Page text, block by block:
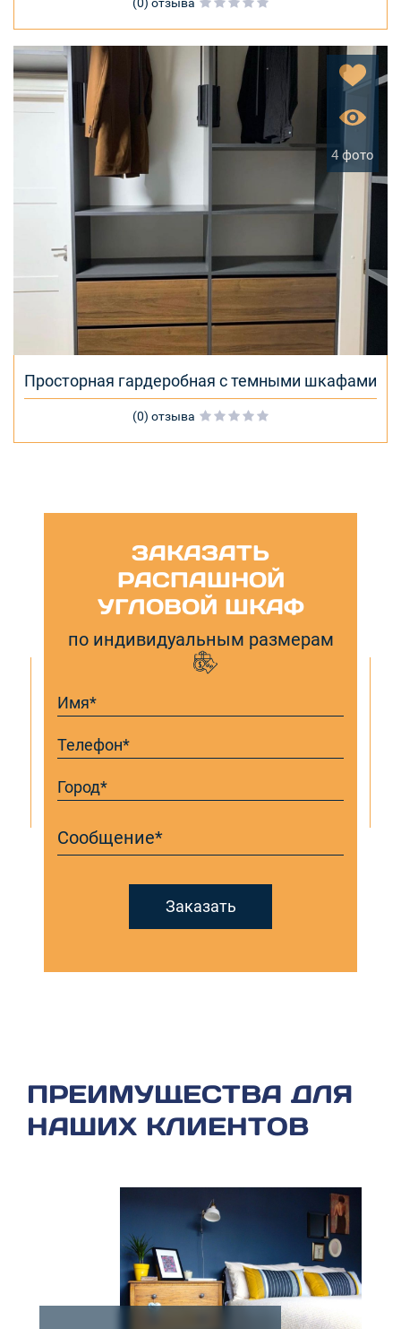
Просторная гардеробная с темными шкафами
(0) отзыва
4 фото
ЗАКАЗАТЬ
РАСПАШНОЙ
УГЛОВОЙ ШКАФ
по индивидуальным размерам
Сообщение*
Заказать
ПРЕИМУЩЕСТВА ДЛЯ
НАШИХ КЛИЕНТОВ